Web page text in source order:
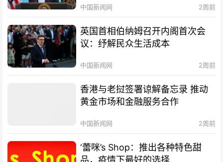
中国新闻网 2周前
英国首相伯纳姆召开内阁首次会
议：纾解民众生活成本
中国新闻网 2周前
香港与老挝签署谅解备忘录 推动
黄金市场和金融服务合作
中国新闻网 2周前
‘蕾咪’s Shop：推出各种特色甜